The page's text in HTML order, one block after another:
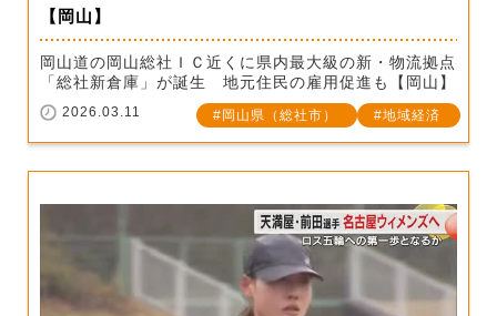
【岡山】
岡山道の岡山総社ＩＣ近くに県内最大級の新・物流拠点
「総社新倉庫」が誕生 地元住民の雇用促進も【岡山】
2026.03.11 岡山県（総社市） 地域経済